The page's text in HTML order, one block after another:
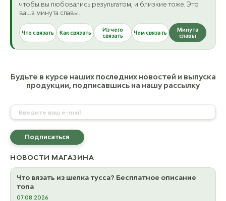
НОВОСТИ МАГАЗИНА
Что вязать из шелка тусса? Бесплатное описание
топа
07.08.2026
чтобы вы любовались результатом, и близкие тоже. Это
ваша минута славы.
Что связать Как связать
Из чего
связать
Чем связать
Минута
славы
Будьте в курсе наших последних новостей и выпуска
продукции, подписавшись на нашу рассылку
Подписаться